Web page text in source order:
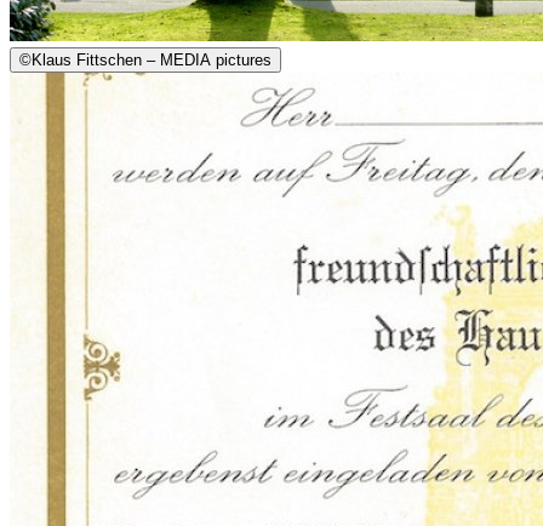
©Klaus Fittschen – MEDIA pictures